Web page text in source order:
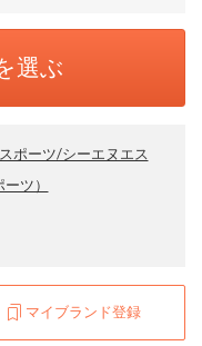
選ぶ
ポーツ/シーエヌエス
ツ）
マイブランド登録